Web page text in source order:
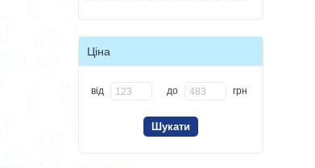
Ціна
від до грн